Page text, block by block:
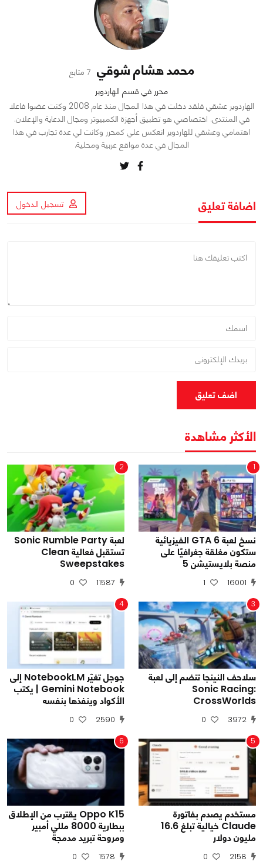
محمد هشام شوقي 7 متابع
محرر في قسم الهاردوير
الهاردوير عشقي فلقد دخلت في هذا المجال منذ عام 2008 وكنت عضوا فاعلا
في المنتدى. اختصاصي هو تطبيق أجهزة الكمبيوتر ومجال الدعاية والإعلان.
اهتمامي وعشقي للهاردوير انعكس علي كمحرر وكانت لي عدة تجارب في هذا
المجال في عدة مواقع عربية ومحلية.
اضافة تعليق تسجيل الدخول
اضف تعليق
الأكثر مشاهدة
1
نسخ لعبة GTA 6 الفيزيائية
ستكون مغلقة جغرافيًا على
منصة بلايستيشن 5
16001
1
2
لعبة Sonic Rumble Party
تستقبل فعالية Clean
Sweepstakes
11587
0
3
سلاحف النينجا تنضم إلى لعبة
Sonic Racing:
CrossWorlds
3972
0
4
جوجل تغيّر NotebookLM إلى
Gemini Notebook | يكتب
الأكواد وينفذها بنفسه
2590
0
5
مستخدم يصدم بفاتورة
Claude خيالية تبلغ 16.6
مليون دولار
2158
0
6
Oppo K15 يقترب من الإطلاق
ببطارية 8000 مللي أمبير
ومروحة تبريد مدمجة
1578
0